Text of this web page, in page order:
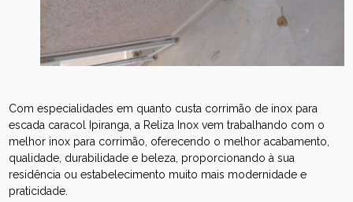
Com especialidades em quanto custa corrimão de inox para
escada caracol Ipiranga, a Reliza Inox vem trabalhando com o
melhor inox para corrimão, oferecendo o melhor acabamento,
qualidade, durabilidade e beleza, proporcionando à sua
residência ou estabelecimento muito mais modernidade e
praticidade.